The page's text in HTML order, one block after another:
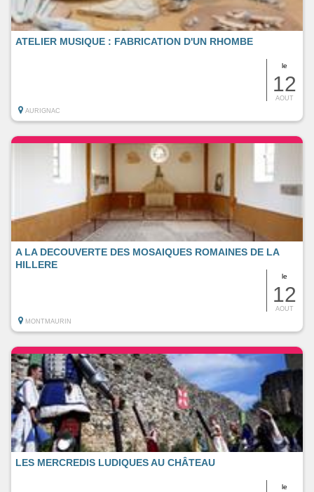
le
12
AOUT
ATELIER MUSIQUE : FABRICATION D'UN RHOMBE
AURIGNAC
le
12
AOUT
A LA DECOUVERTE DES MOSAIQUES ROMAINES DE LA
HILLERE
MONTMAURIN
le
LES MERCREDIS LUDIQUES AU CHÂTEAU